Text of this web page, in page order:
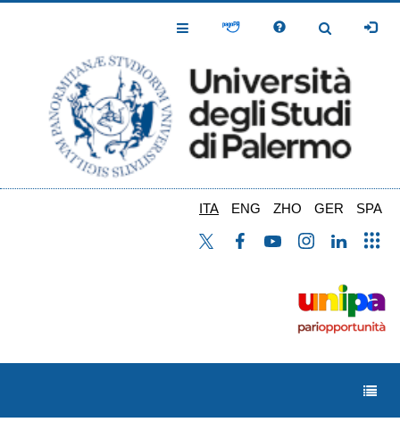
Toggle
Toggle
ITA ENG ZHO GER SPA